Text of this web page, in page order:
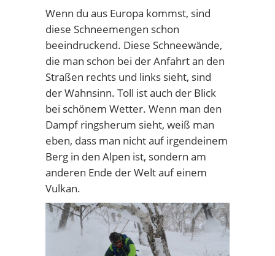
Wenn du aus Europa kommst, sind
diese Schneemengen schon
beeindruckend. Diese Schneewände,
die man schon bei der Anfahrt an den
Straßen rechts und links sieht, sind
der Wahnsinn. Toll ist auch der Blick
bei schönem Wetter. Wenn man den
Dampf ringsherum sieht, weiß man
eben, dass man nicht auf irgendeinem
Berg in den Alpen ist, sondern am
anderen Ende der Welt auf einem
Vulkan.